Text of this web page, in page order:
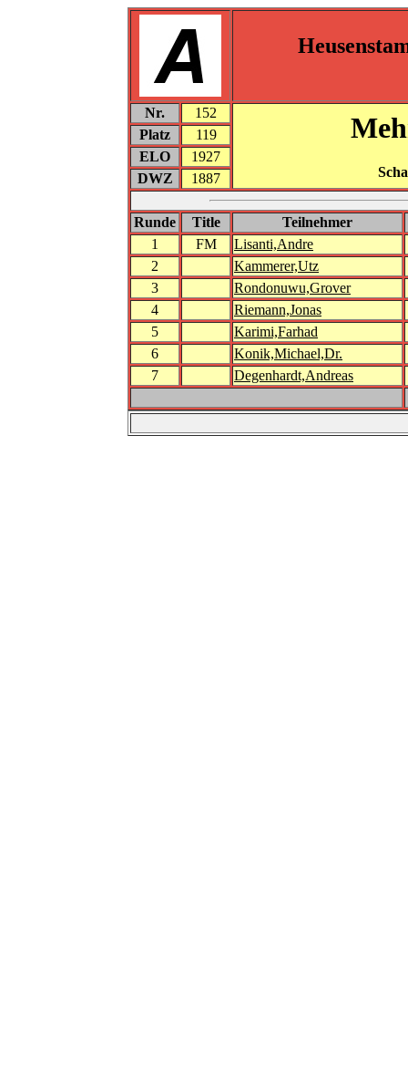
Nr. 152
Platz
119
ELO
1927
DWZ
1887
Runde Title
Teilnehmer
1
FM
Lisanti,Andre
2
Kammerer,Utz
3
Rondonuwu,Grover
4
Riemann,Jonas
5
Karimi,Farhad
6
Konik,Michael,Dr.
7
Degenhardt,Andreas